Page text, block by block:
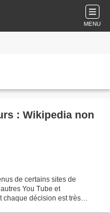
MENU
: Wikipedia non
de certains sites de
You Tube et
chaque décision est très